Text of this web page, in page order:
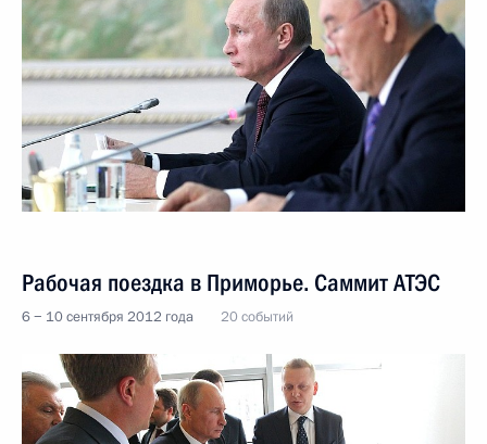
Рабочая поездка в Приморье. Саммит АТЭС
6 − 10 сентября 2012 года 20 событий